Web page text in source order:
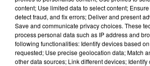
15 juillet 2026
BÉTHUNE: ENQUÊTE POUR
content; Use limited data to select content;
detect fraud, and fix errors; Deliver and present
Save and communicate privacy choices. These
process personal data such as IP address and
following functionalities: Identify devices based
requested; Use precise geolocation data; Match
other data sources; Link different devices;